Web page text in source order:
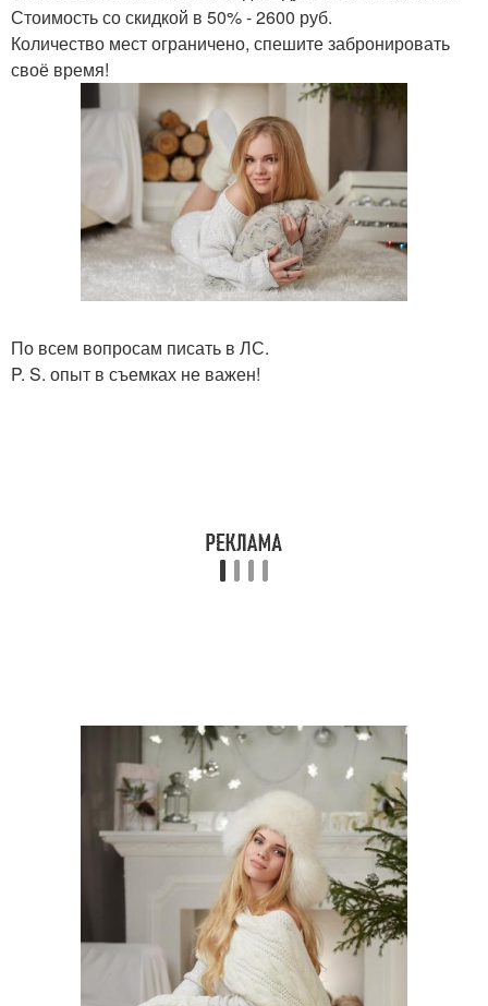
Стоимость со скидкой в 50% - 2600 руб.
Количество мест ограничено, спешите забронировать
своё время!
По всем вопросам писать в ЛС.
P. S. опыт в съемках не важен!